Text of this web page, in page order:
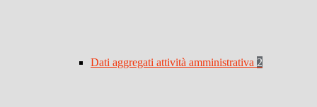
Dati aggregati attività amministrativa 2